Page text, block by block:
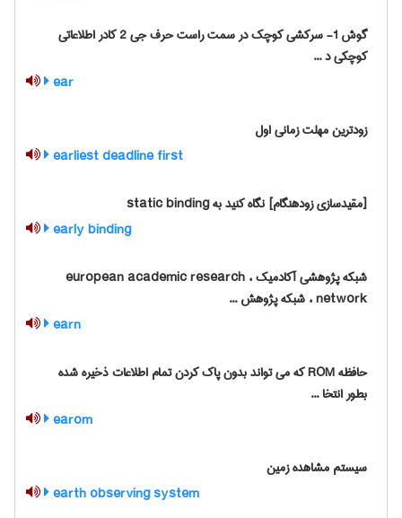
گوش 1- سرکشی کوچک در سمت راست حرف جی 2 کادر اطلاعاتی
کوچکی د ...
ear
زودترین مهلت زمانی اول
earliest deadline first
[مقیدسازی زودهنگام] نگاه کنید به ‎ static binding
early binding
شبکه پژوهشی آکادمیک ، european academic research
network ، شبکه پژوهش ...
earn
حافظه ROM که می تواند بدون پاک کردن تمام اطلاعات ذخیره شده
بطور انتخا ...
earom
سیستم مشاهده زمین
earth observing system